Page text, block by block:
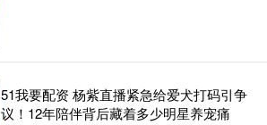
51我要配资 杨紫直播紧急给爱犬打码引争
议！12年陪伴背后藏着多少明星养宠痛